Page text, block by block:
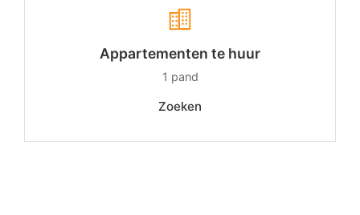
Appartementen te huur
1 pand
Zoeken